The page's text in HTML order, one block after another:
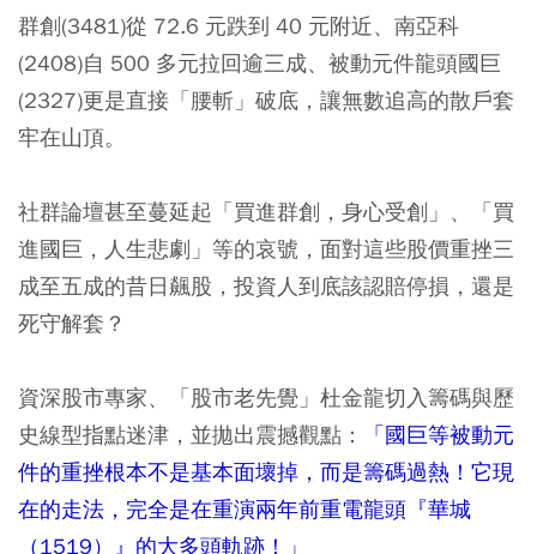
群創(3481)從 72.6 元跌到 40 元附近、南亞科
(2408)自 500 多元拉回逾三成、被動元件龍頭國巨
(2327)更是直接「腰斬」破底，讓無數追高的散戶套
牢在山頂。
社群論壇甚至蔓延起「買進群創，身心受創」、「買
進國巨，人生悲劇」等的哀號，面對這些股價重挫三
成至五成的昔日飆股，投資人到底該認賠停損，還是
死守解套？
資深股市專家、「股市老先覺」杜金龍切入籌碼與歷
史線型指點迷津，並拋出震撼觀點：
「國巨等被動元
件的重挫根本不是基本面壞掉，而是籌碼過熱！它現
在的走法，完全是在重演兩年前重電龍頭『華城
（1519）』的大多頭軌跡！」